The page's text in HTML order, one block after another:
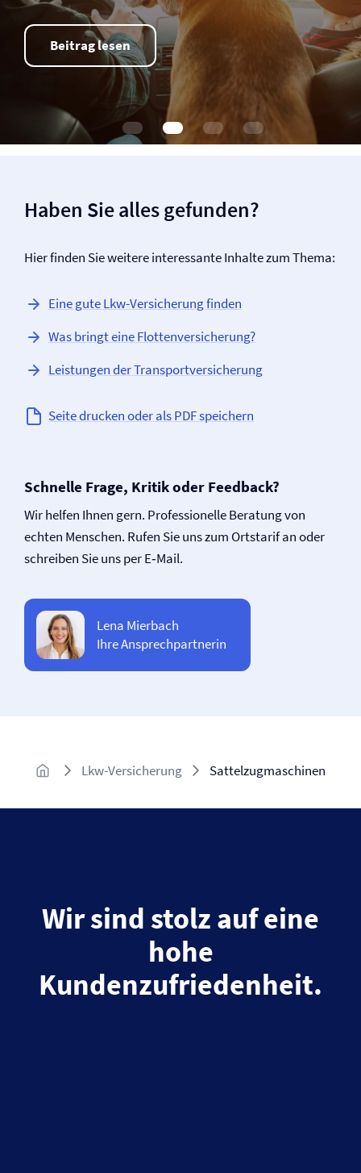
Beitrag lesen
Haben Sie alles gefunden?
Hier finden Sie weitere interessante Inhalte zum Thema:
Eine gute Lkw-Versicherung finden
Was bringt eine Flotten­versicherung?
Leistungen der Transport­versicherung
Seite drucken oder als PDF speichern
Schnelle Frage, Kritik oder Feedback?
Wir helfen Ihnen gern. Professionelle Beratung von
echten Menschen. Rufen Sie uns zum Ortstarif an oder
schreiben Sie uns per E‑Mail.
Lena Mierbach
Ihre Ansprechpartnerin
Lkw-Versicherung Sattelzugmaschinen
Wir sind stolz auf eine
hohe
Kundenzufriedenheit.